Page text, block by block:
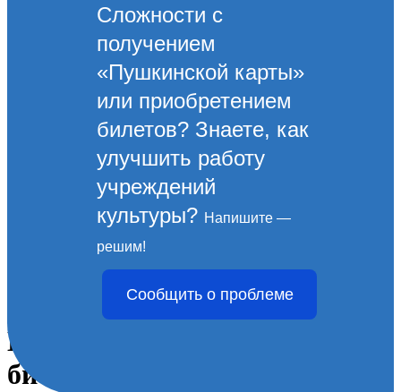
Сложности с
получением
«Пушкинской карты»
или приобретением
билетов? Знаете, как
улучшить работу
учреждений
культуры? Напишите —
решим!
Сообщить о проблеме
«Тайны души»: уникальная
презентация сборника стихов
новороссийской поэтессы
Елены Непиющей прошла в
библиотеке им. Э. Баллиона.